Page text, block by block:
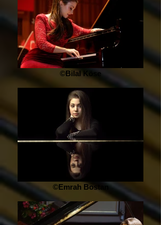
©Bilal Köse
©Emrah Bostan